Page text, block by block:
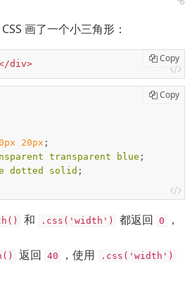
画了一个小三角形：
Copy
div>
Copy
20px ;
transparent blue ;
dotted solid ;
和 .css('width') 都返回 0
，
返回 40 ，使用 .css('width')